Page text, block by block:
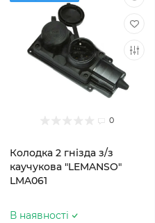
0
Колодка 2 гнізда з/з
каучукова "LEMANSO"
LMA061
В наявності